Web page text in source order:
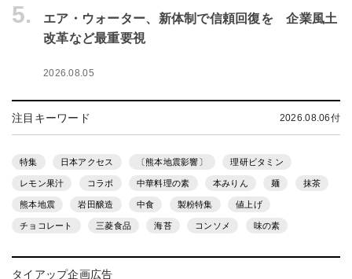
5.
エア・ウォーター、新体制で信頼回復を 企業風土
改革など最重要視
2026.08.05
注目キーワード 2026.08.06付
特集 日本アクセス 〔熊本地震影響〕 理研ビタミン
レモン果汁 コラボ 中華料理の素 本みりん 麺 抹茶
熊本地震 岩田醸造 中食 製粉特集 値上げ
チョコレート 三菱食品 海苔 コンソメ 味の素
タイアップ企画広告